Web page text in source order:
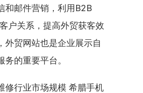
和邮件营销，利用B2B
户关系，提高外贸获客效
外贸网站也是企业展示自
务的重要平台。
修行业市场规模 希腊手机